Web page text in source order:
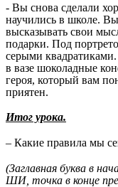
- Вы снова сделали
научились в школе.
высказывать свои
подарки. Под
серыми
в вазе шоколадные
героя, который вам
приятен.
Итог урока.
– Какие правила мы
(Заглавная буква в
ШИ, точка в конце